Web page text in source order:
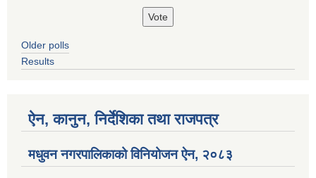
Older polls
Results
ऐन, कानुन, निर्देशिका तथा राजपत्र
मधुवन नगरपालिकाको विनियोजन ऐन, २०८३